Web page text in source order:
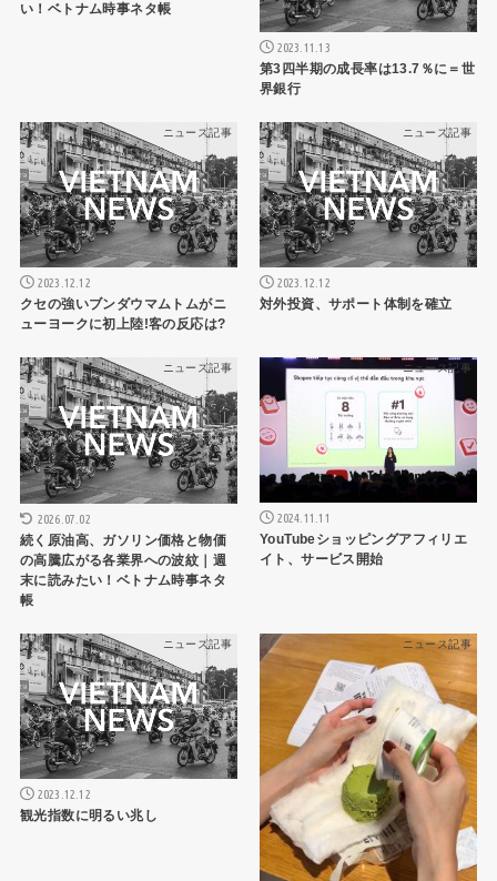
い！ベトナム時事ネタ帳
2023.11.13
第3四半期の成長率は13.7％に＝世
界銀行
ニュース記事
2023.12.12
クセの強いブンダウマムトムがニ
ューヨークに初上陸!客の反応は?
ニュース記事
2023.12.12
対外投資、サポート体制を確立
ニュース記事
2026.07.02
続く原油高、ガソリン価格と物価
の高騰広がる各業界への波紋｜週
末に読みたい！ベトナム時事ネタ
帳
ニュース記事
2024.11.11
YouTubeショッピングアフィリエ
イト、サービス開始
ニュース記事
2023.12.12
観光指数に明るい兆し
ニュース記事